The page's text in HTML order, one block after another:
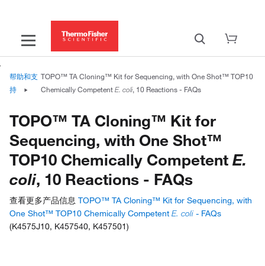
帮助和支
持
TOPO™ TA Cloning™ Kit for Sequencing, with One Shot™ TOP10
Chemically Competent E. coli, 10 Reactions - FAQs
TOPO™ TA Cloning™ Kit for
Sequencing, with One Shot™
TOP10 Chemically Competent E.
coli, 10 Reactions - FAQs
查看更多产品信息 TOPO™ TA Cloning™ Kit for Sequencing, with
One Shot™ TOP10 Chemically Competent E. coli - FAQs
(K4575J10, K457540, K457501)